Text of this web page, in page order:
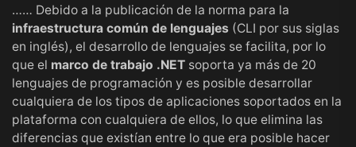
…… Debido a la publicación de la norma para la
infraestructura común de lenguajes (CLI por sus siglas
en inglés), el desarrollo de lenguajes se facilita, por lo
que el marco de trabajo .NET soporta ya más de 20
lenguajes de programación y es posible desarrollar
cualquiera de los tipos de aplicaciones soportados en la
plataforma con cualquiera de ellos, lo que elimina las
diferencias que existían entre lo que era posible hacer